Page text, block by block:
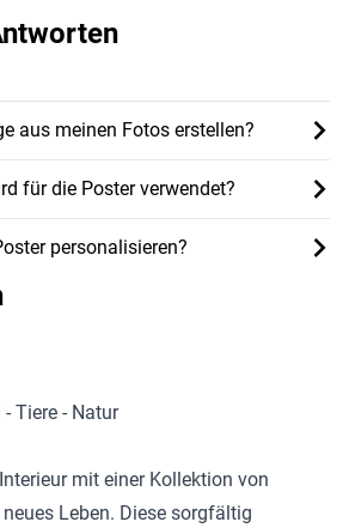
aus meinen Fotos erstellen?
für die Poster verwendet?
personalisieren?
Tiere - Natur
mit einer Kollektion von
Leben. Diese sorgfältig